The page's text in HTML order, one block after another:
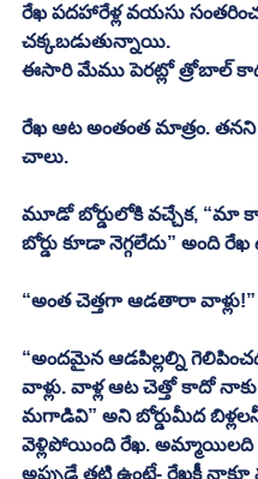
రేఖ పదహారేళ్ల వయసు
చక్కబడుతున్నాయి.
ఈసారి మేము పెరట్లో త్రోబాల్
రేఖ ఆట అంతంత మాత్రం. తనని
చాలు.
మూడో బోర్డులోకి వచ్చేక,
బోర్డు కూడా నెగ్గలేదు” అంది రేఖ
“అంత చెత్తగా ఆడతారా
“అందమైన ఆడపిల్లల్ని
వాళ్లు. వాళ్ల ఆట చెత్తో కాదో
మగాడివి” అని బోర్డుమీద
వెళ్లిపోయింది రేఖ.
అప్పుడే తట్టి ఉంటే- రేఖకీ